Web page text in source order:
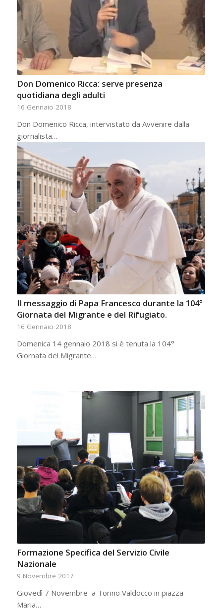
Don Domenico Ricca: serve presenza
quotidiana degli adulti
16 Gennaio 2018
Don Domenico Ricca, intervistato da Avvenire dalla
giornalista…
Il messaggio di Papa Francesco durante la 104°
Giornata del Migrante e del Rifugiato.
16 Gennaio 2018
Domenica 14 gennaio 2018 si è tenuta la 104°
Giornata del Migrante…
Formazione Specifica del Servizio Civile
Nazionale
9 Novembre 2017
Giovedì 7 Novembre a Torino Valdocco in piazza
Maria…